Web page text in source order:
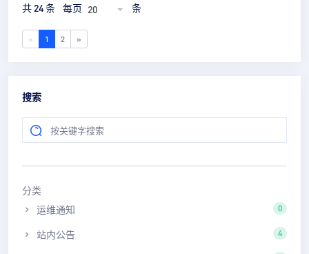
共 24 条 每页 20 条
« 1 2 »
搜索
分类
运维通知
0
站内公告 4